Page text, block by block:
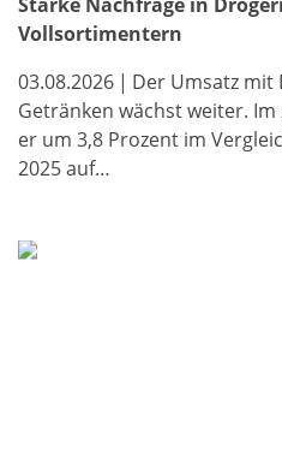
Vollsortimentern
03.08.2026 | Der Umsatz mit
Getränken wächst weiter.
er um 3,8 Prozent im
2025 auf…